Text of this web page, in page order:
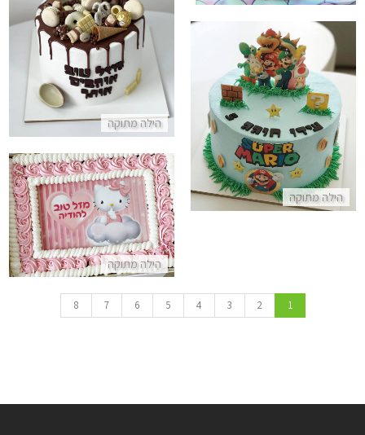
הילה מתוקה
עוגת ממתקים
התקשר/י
הילה מתוקה
עוגת מריו
התקשר/י
הילה מתוקה
עוגת הלו קיטי מלבנית
התקשר/י
1
2
3
4
5
6
7
8